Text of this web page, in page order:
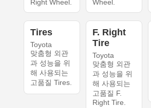
Right Wheel.
Wheel.
Tires
Toyota
맞춤형 외관
과 성능을 위
해 사용되는
고품질 Tires.
F. Right
Tire
Toyota
맞춤형 외관
과 성능을 위
해 사용되는
고품질 F.
Right Tire.